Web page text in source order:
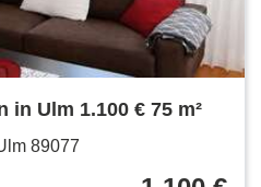
in Ulm 1.100 € 75 m²
89077